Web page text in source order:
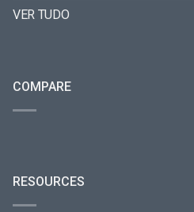
VER TUDO
COMPARE
RESOURCES